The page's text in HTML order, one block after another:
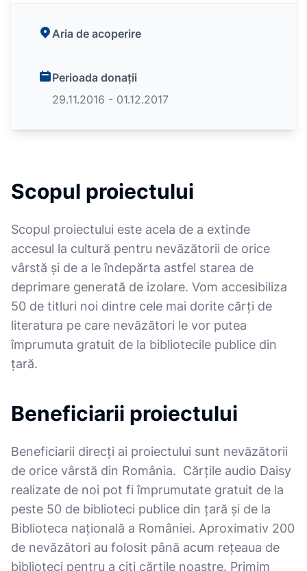
Aria de acoperire
Perioada donații
29.11.2016 - 01.12.2017
Scopul proiectului
Scopul proiectului este acela de a extinde
accesul la cultură pentru nevăzătorii de orice
vârstă și de a le îndepărta astfel starea de
deprimare generată de izolare. Vom accesibiliza
50 de titluri noi dintre cele mai dorite cărți de
literatura pe care nevăzători le vor putea
împrumuta gratuit de la bibliotecile publice din
țară.
Beneficiarii proiectului
Beneficiarii direcți ai proiectului sunt nevăzătorii
de orice vârstă din România. Cărțile audio Daisy
realizate de noi pot fi împrumutate gratuit de la
peste 50 de biblioteci publice din țară și de la
Biblioteca națională a României. Aproximativ 200
de nevăzători au folosit până acum rețeaua de
biblioteci pentru a citi cărțile noastre. Primim